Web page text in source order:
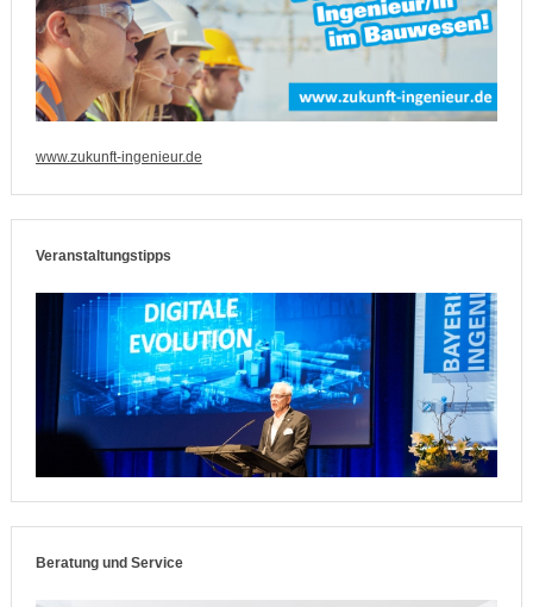
www.zukunft-ingenieur.de
Veranstaltungstipps
Beratung und Service